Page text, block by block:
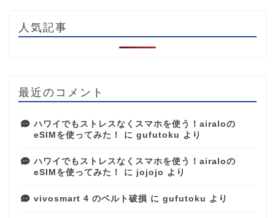
人気記事
最近のコメント
ハワイでもストレスなくスマホを使う！airaloの
eSIMを使ってみた！
に gufutoku より
ハワイでもストレスなくスマホを使う！airaloの
eSIMを使ってみた！
に jojojo より
vivosmart 4 のベルト破損 に gufutoku より